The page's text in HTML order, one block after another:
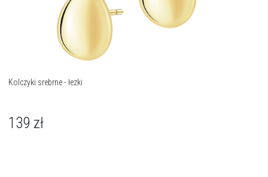
Kolczyki srebrne - łezki
139 zł